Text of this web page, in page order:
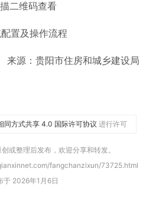
二维码查看
置及操作流程
来源：贵阳市住房和城乡建设局
同方式共享 4.0 国际许可协议 进行许可
创或整理后发布，欢迎分享和转发。
fangchanzixun/73725.html
于 2026年1月6日